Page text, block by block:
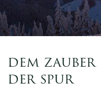
dem
der spur